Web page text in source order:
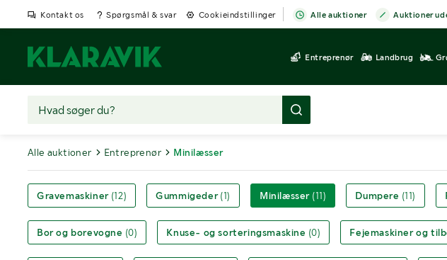
Kontakt os Spørgsmål & svar Cookieindstillinger Alle auktioner Auktioner
Entreprenør Landbrug
Alle auktioner Entreprenør Minilæsser
Gravemaskiner (12) Gummigeder (1) Minilæsser (11) Dumpere (11)
Bor og borevogne (0) Knuse- og sorteringsmaskine (0) Fejemaskiner og